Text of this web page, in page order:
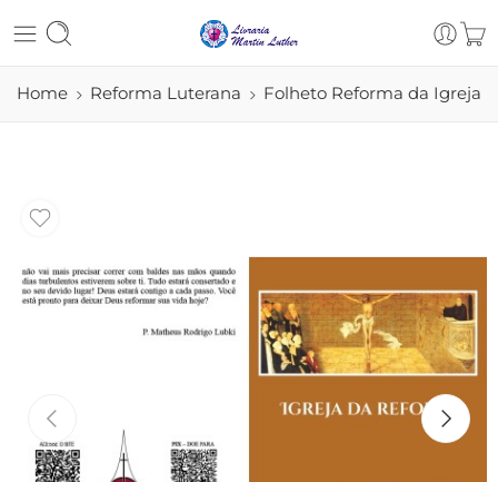
Home Reforma Luterana Folheto Reforma da Igreja